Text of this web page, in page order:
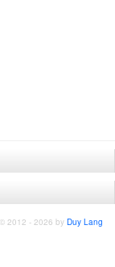
© 2012 - 2026 by Duy Lang